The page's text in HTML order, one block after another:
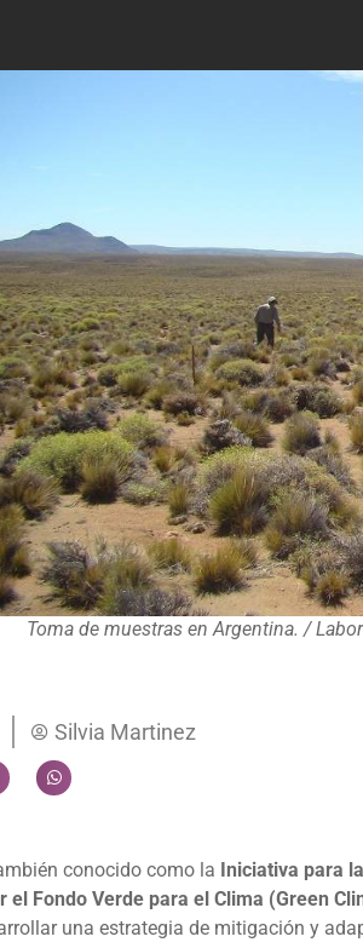
Toma de muestras en Argentina. /
Silvia Martinez
conocido como la Iniciativa para
Fondo Verde para el Clima (Green
una estrategia de mitigación y